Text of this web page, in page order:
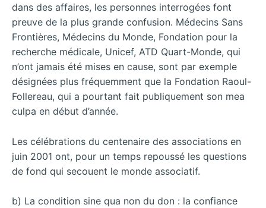
dans des affaires, les personnes interrogées font
preuve de la plus grande confusion. Médecins Sans
Frontières, Médecins du Monde, Fondation pour la
recherche médicale, Unicef, ATD Quart-Monde, qui
n’ont jamais été mises en cause, sont par exemple
désignées plus fréquemment que la Fondation Raoul-
Follereau, qui a pourtant fait publiquement son mea
culpa en début d’année.
Les célébrations du centenaire des associations en
juin 2001 ont, pour un temps repoussé les questions
de fond qui secouent le monde associatif.
b) La condition sine qua non du don : la confiance